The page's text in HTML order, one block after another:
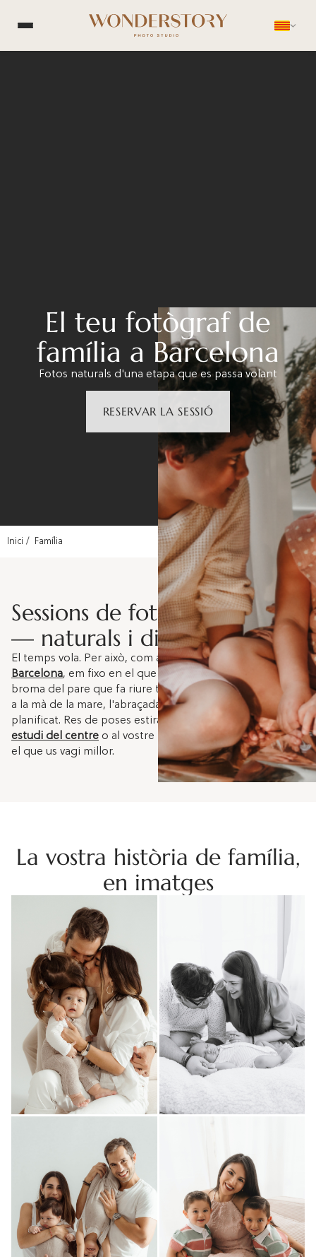
El teu fotògraf de
família a Barcelona
Fotos naturals d'una etapa que es passa volant
RESERVAR LA SESSIÓ
Inici Família
Sessions de fotos de família
— naturals i divertides
El temps vola. Per això, com afotògraf de família a
Barcelona, em fixo en el que passa entre vosaltres: una
broma del pare que fa riure tothom, com la nena s'agafa
a la mà de la mare, l'abraçada que ningú no havia
planificat. Res de poses estirades. Fem la sessióal meu
estudi del centre o al vostre racó preferit de la ciutat —
el que us vagi millor.
La vostra història de família,
en imatges